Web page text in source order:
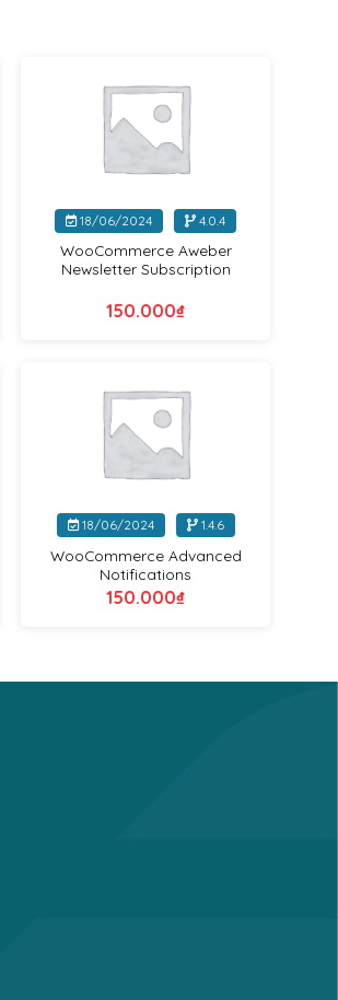
18/06/2024 4.0.4
WooCommerce Aweber
Newsletter Subscription
150.000₫
18/06/2024 1.4.6
WooCommerce Advanced
Notifications
150.000₫